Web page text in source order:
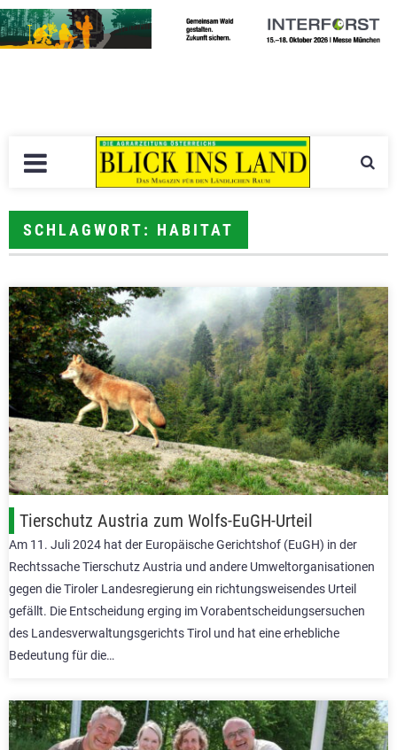
SCHLAGWORT: HABITAT
Tierschutz Austria zum Wolfs-EuGH-Urteil
Am 11. Juli 2024 hat der Europäische Gerichtshof (EuGH) in der
Rechtssache Tierschutz Austria und andere Umweltorganisationen
gegen die Tiroler Landesregierung ein richtungsweisendes Urteil
gefällt. Die Entscheidung erging im Vorabentscheidungsersuchen
des Landesverwaltungsgerichts Tirol und hat eine erhebliche
Bedeutung für die…